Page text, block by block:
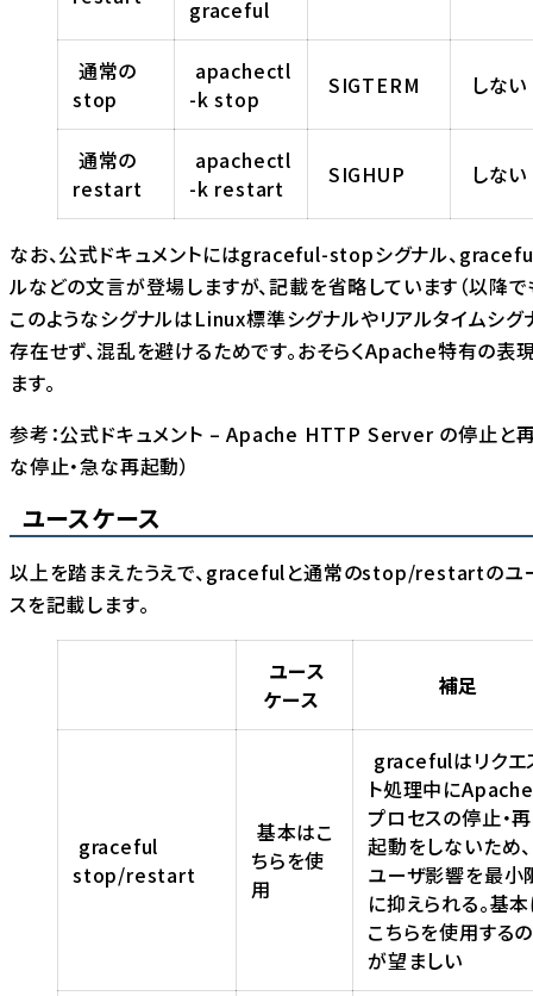
graceful
通常の
stop
apachectl
-k stop
SIGTERM しない
通常の
restart
apachectl
-k restart
SIGHUP しない
なお、公式ドキュメントにはgraceful-stopシグナル、
ルなどの文言が登場しますが、記載を省略しています（以降で
このようなシグナルはLinux標準シグナルやリアルタイムシグ
存在せず、混乱を避けるためです。おそらくApache特有の表
ます。
参考：公式ドキュメント – Apache HTTP Server の停止と
な停止・急な再起動）
ユースケース
以上を踏まえたうえで、gracefulと通常のstop/restartのユ
スを記載します。
ユース
ケース
補足
graceful
stop/restart
基本はこ
ちらを使
用
gracefulはリクエ
ト処理中にApache
プロセスの停止・再
起動をしないため、
ユーザ影響を最小
に抑えられる。基
こちらを使用するの
が望ましい